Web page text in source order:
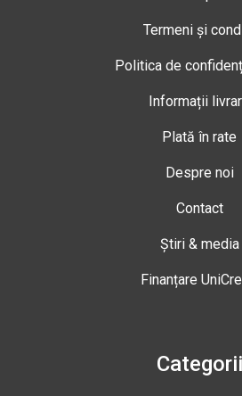
Termeni și
Politica de
Informații
Plată în rate
Despre noi
Contact
Știri & media
Finanțare
Categorii